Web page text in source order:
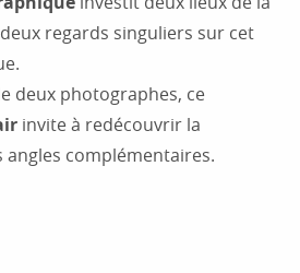
regards singuliers sur cet
deux photographes, ce
invite à redécouvrir la
angles complémentaires.